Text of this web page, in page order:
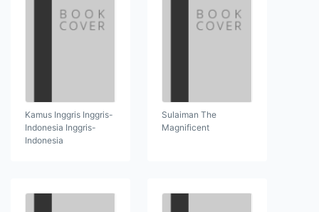
Kamus Inggris Inggris-
Indonesia Inggris-
Indonesia
Sulaiman The
Magnificent